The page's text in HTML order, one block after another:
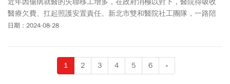
醫療欠費、扛起照護安置責任。新北市雙和醫院社工團隊，一路陪
伴移工走過術後艱難時刻，獲得今年「南山醫務社工獎」肯定。
日期：2024-08-28
1 2 3 4 5 6 »